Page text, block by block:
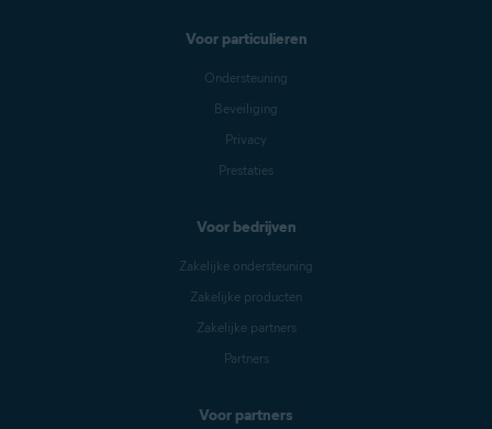
Voor particulieren
Ondersteuning
Beveiliging
Privacy
Prestaties
Voor bedrijven
Zakelijke ondersteuning
Zakelijke producten
Zakelijke partners
Partners
Voor partners